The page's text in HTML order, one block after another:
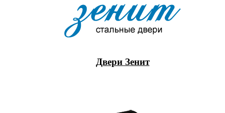
Двери Зенит